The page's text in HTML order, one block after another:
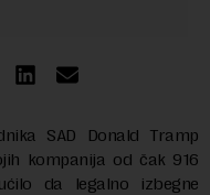
SAD Donald Tramp
kompanija od čak 916
da legalno izbegne